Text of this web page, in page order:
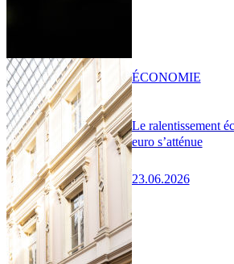
Le ralentissement
euro s’atténue
23.06.2026
ÉCONOMIE